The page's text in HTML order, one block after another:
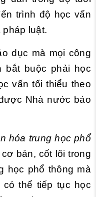
trình độ học vấn
pháp luật.
dục mà mọi công
bắt buộc phải học
vấn tối thiểu theo
Nhà nước bảo
hóa trung học phổ
bản, cốt lõi trong
học phổ thông mà
thể tiếp tục học